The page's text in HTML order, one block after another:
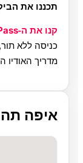
תכננו את
קנו את ה‑Pass שלכם
כניסה ללא
מדריך האודיו
איפה